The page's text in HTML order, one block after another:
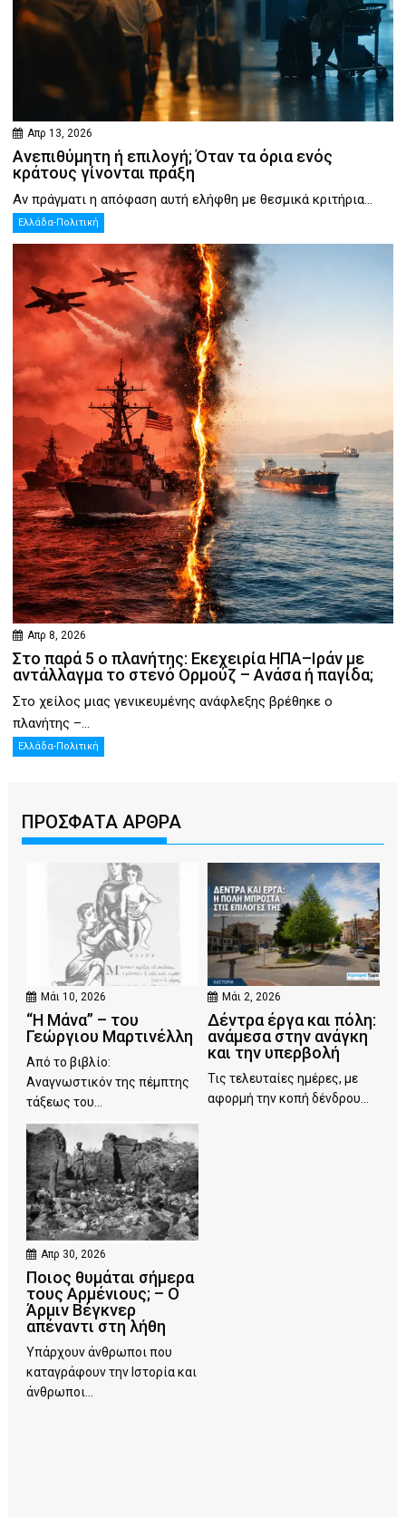
Απρ 13, 2026
Ανεπιθύμητη ή επιλογή; Όταν τα όρια ενός
κράτους γίνονται πράξη
Αν πράγματι η απόφαση αυτή ελήφθη με θεσμικά κριτήρια...
Ελλάδα-Πολιτική
Απρ 8, 2026
Στο παρά 5 ο πλανήτης: Εκεχειρία ΗΠΑ–Ιράν με
αντάλλαγμα το στενό Ορμούζ – Ανάσα ή παγίδα;
Στο χείλος μιας γενικευμένης ανάφλεξης βρέθηκε ο
πλανήτης –...
Ελλάδα-Πολιτική
ΠΡΟΣΦΑΤΑ ΑΡΘΡΑ
Μάι 10, 2026
“Η Μάνα” – του
Γεώργιου Μαρτινέλλη
Από το βιβλίο:
Αναγνωστικόν της πέμπτης
τάξεως του...
Μάι 2, 2026
Δέντρα έργα και πόλη:
ανάμεσα στην ανάγκη
και την υπερβολή
Τις τελευταίες ημέρες, με
αφορμή την κοπή δένδρου...
Απρ 30, 2026
Ποιος θυμάται σήμερα
τους Αρμένιους; – Ο
Άρμιν Βέγκνερ
απέναντι στη λήθη
Υπάρχουν άνθρωποι που
καταγράφουν την Ιστορία και
άνθρωποι...